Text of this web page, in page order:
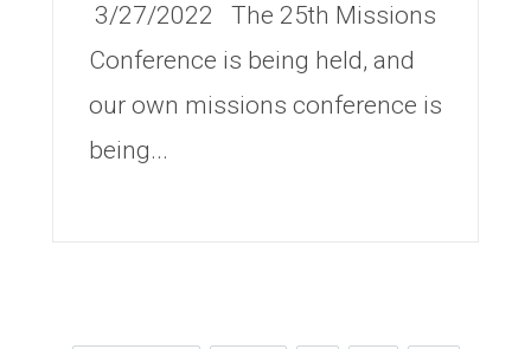
3/27/2022 The 25th Missions
Conference is being held, and
our own missions conference is
being...